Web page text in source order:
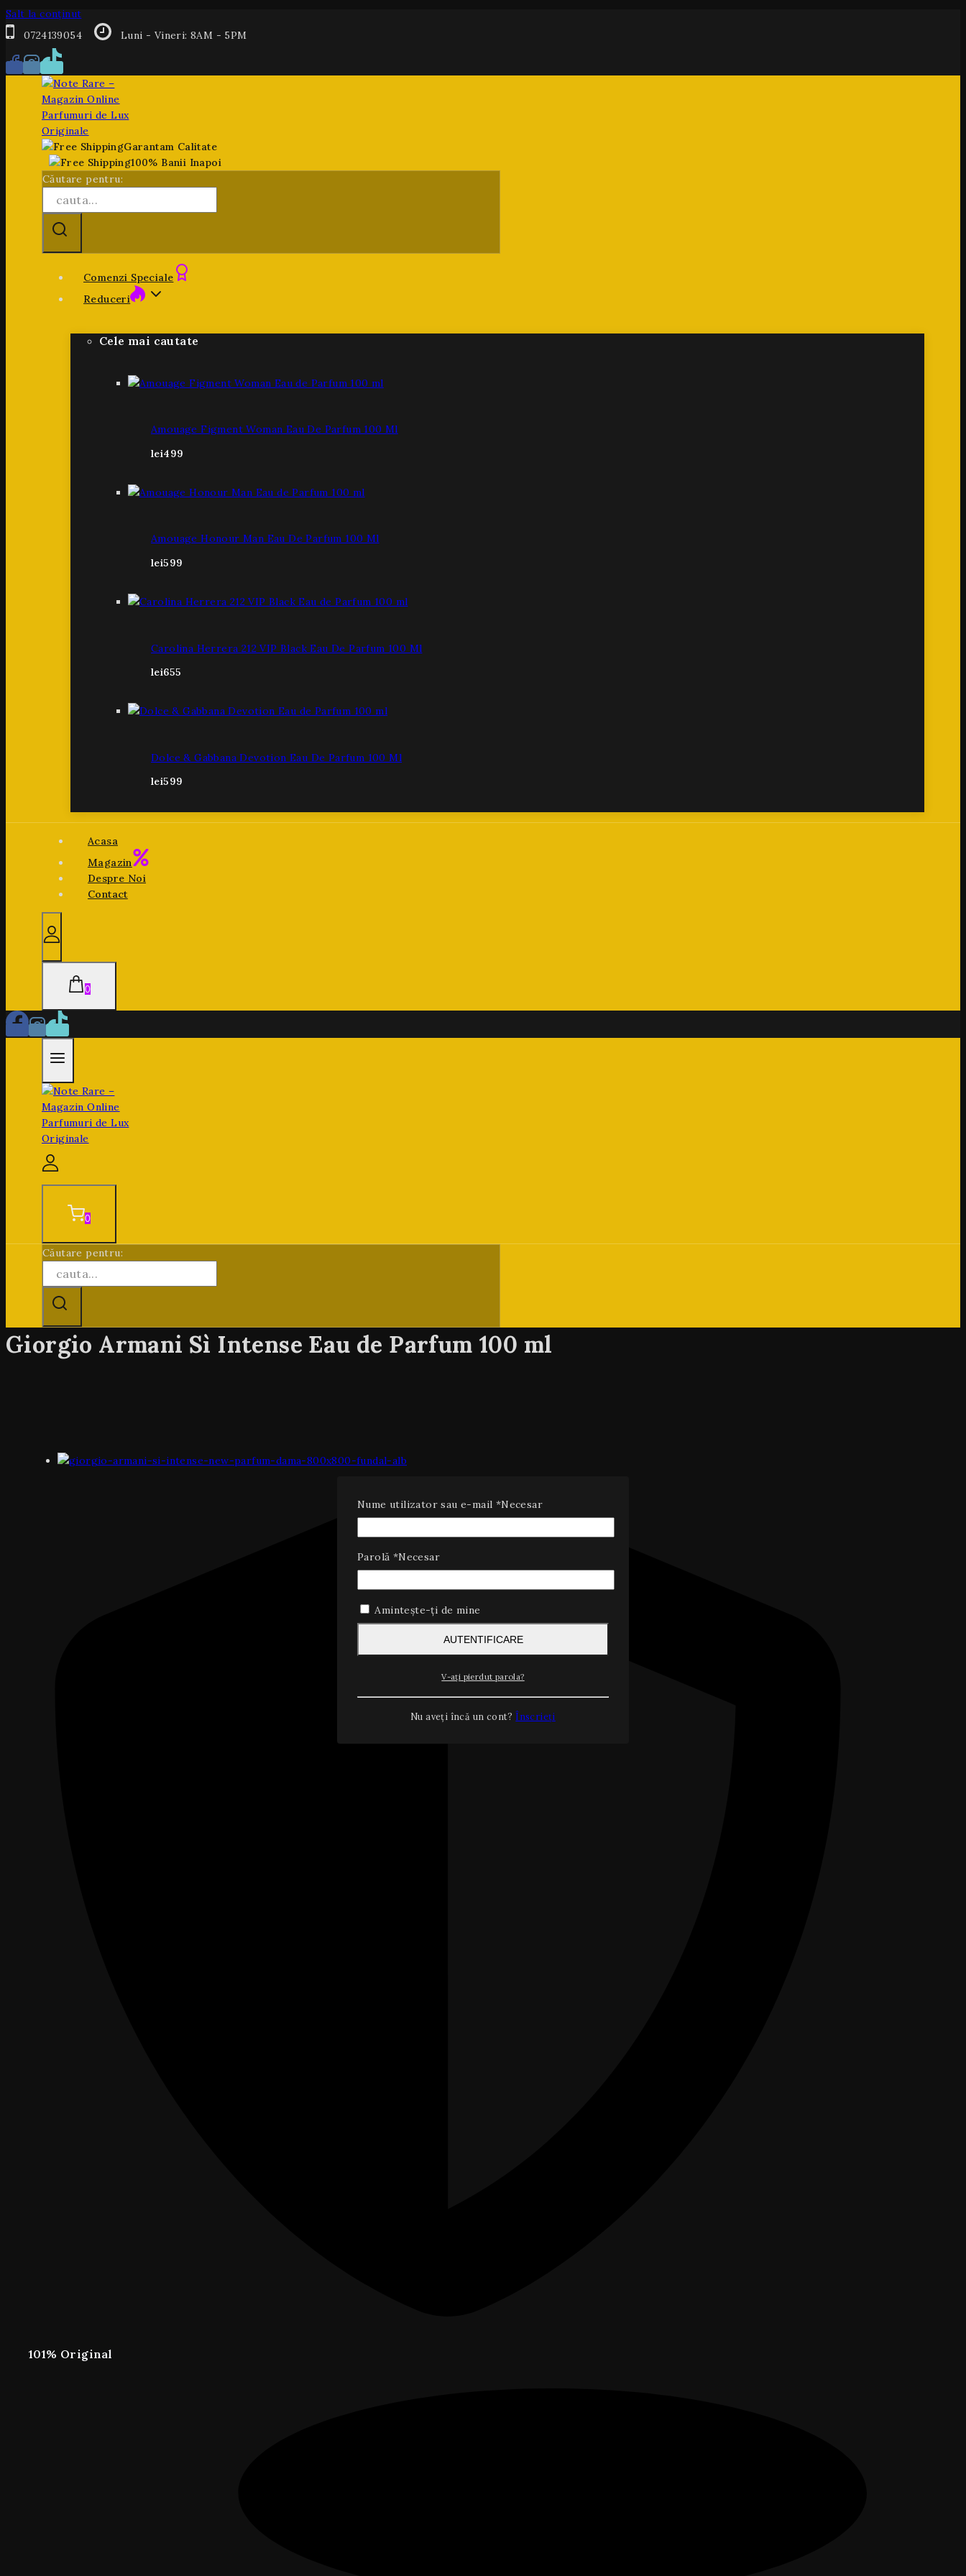
Salt la conținut
0724139054
Luni - Vineri: 8AM - 5PM
Garantam Calitate
100% Banii Inapoi
Căutare pentru:
Comenzi Speciale
Reduceri
Cele mai cautate
Amouage Figment Woman Eau De Parfum 100 Ml
lei499
Amouage Honour Man Eau De Parfum 100 Ml
lei599
Carolina Herrera 212 VIP Black Eau De Parfum 100 Ml
lei655
Dolce & Gabbana Devotion Eau De Parfum 100 Ml
lei599
Acasa
Magazin
Despre Noi
Contact
0
0
Căutare pentru:
Giorgio Armani Sì Intense Eau de Parfum 100 ml
101% Original
Nume utilizator sau e-mail *Necesar
Parolă *Necesar
Amintește-ți de mine
AUTENTIFICARE
V-ați pierdut parola?
Nu aveți încă un cont? Înscrieți